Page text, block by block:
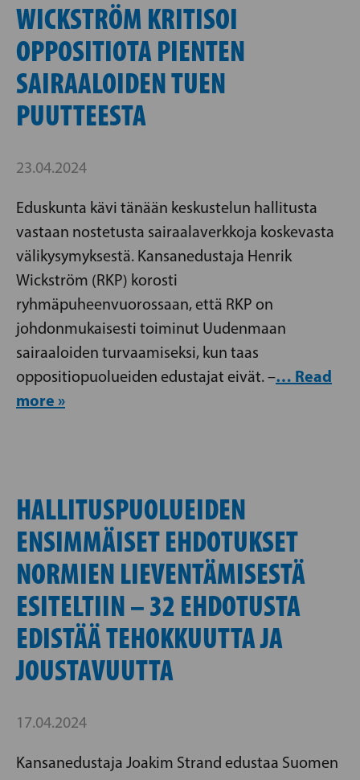
WICKSTRÖM KRITISOI
OPPOSITIOTA PIENTEN
SAIRAALOIDEN TUEN
PUUTTEESTA
23.04.2024
Eduskunta kävi tänään keskustelun hallitusta
vastaan nostetusta sairaalaverkkoja koskevasta
välikysymyksestä. Kansanedustaja Henrik
Wickström (RKP) korosti
ryhmäpuheenvuorossaan, että RKP on
johdonmukaisesti toiminut Uudenmaan
sairaaloiden turvaamiseksi, kun taas
oppositiopuolueiden edustajat eivät. –… Read
more »
HALLITUSPUOLUEIDEN
ENSIMMÄISET EHDOTUKSET
NORMIEN LIEVENTÄMISESTÄ
ESITELTIIN – 32 EHDOTUSTA
EDISTÄÄ TEHOKKUUTTA JA
JOUSTAVUUTTA
17.04.2024
Kansanedustaja Joakim Strand edustaa Suomen